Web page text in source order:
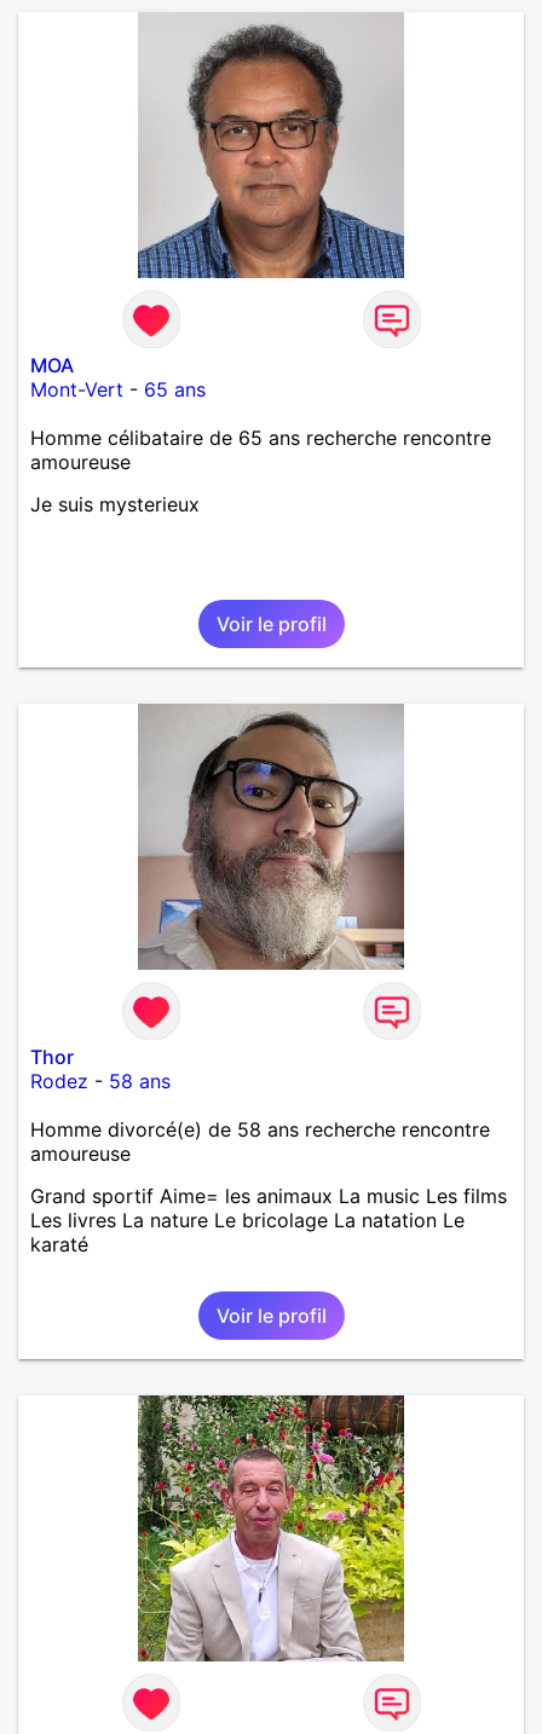
MOA
Mont-Vert - 65 ans
Homme célibataire de 65 ans recherche rencontre
amoureuse
Je suis mysterieux
Voir le profil
Thor
Rodez - 58 ans
Homme divorcé(e) de 58 ans recherche rencontre
amoureuse
Grand sportif Aime= les animaux La music Les films
Les livres La nature Le bricolage La natation Le
karaté
Voir le profil